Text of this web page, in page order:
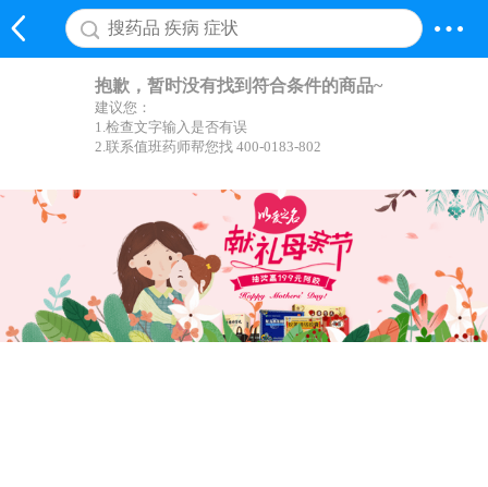
抱歉，暂时没有找到符合条件的商品~
建议您：
1.检查文字输入是否有误
2.联系值班药师帮您找 400-0183-802